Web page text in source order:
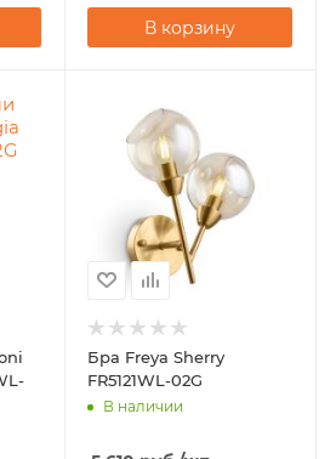
В корзину
Бра Freya Sherry
FR5121WL-02G
В наличии